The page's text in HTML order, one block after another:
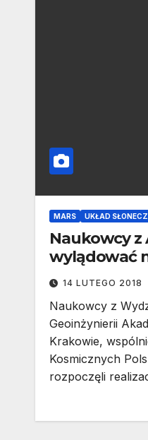
MARS UKŁAD
Naukowcy z
wylądować
14 LUTEGO 2018
Naukowcy z
Geoinżynierii
Krakowie,
Kosmicznych
rozpoczęli